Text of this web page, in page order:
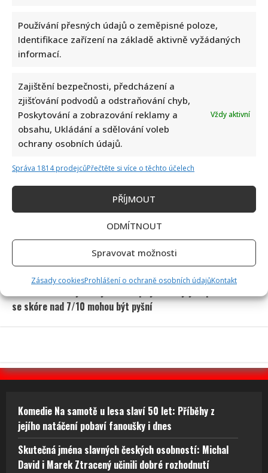
Používání přesných údajů o zeměpisné poloze,
Identifikace zařízení na základě aktivně vyžádaných
informací.
Zajištění bezpečnosti, předcházení a
zjišťování podvodů a odstraňování chyb,
Poskytování a zobrazování reklamy a
obsahu, Ukládání a sdělování voleb
ochrany osobních údajů.
Vždy aktivní
Správa 1814 prodejcůPřečtěte si více o těchto účelech
PŘÍJMOUT
ODMÍTNOUT
Spravovat možnosti
Zásady cookiesProhlášení o ochraně osobních údajůKontakt
Test znalostí přírodopisu ze 7. třídy základní školy: 10
otázek ukáže, kdo dával pozor
Aleš Brichta otevřeně o svých zdravotních problémech: Je
téměř slepý a potřebuje neustálou péči
se skóre nad 7/10 mohou být pyšní
Komedie Na samotě u lesa slaví 50 let: Příběhy z
jejího natáčení pobaví fanoušky i dnes
Skutečná jména slavných českých osobností: Michal
David i Marek Ztracený učinili dobré rozhodnutí